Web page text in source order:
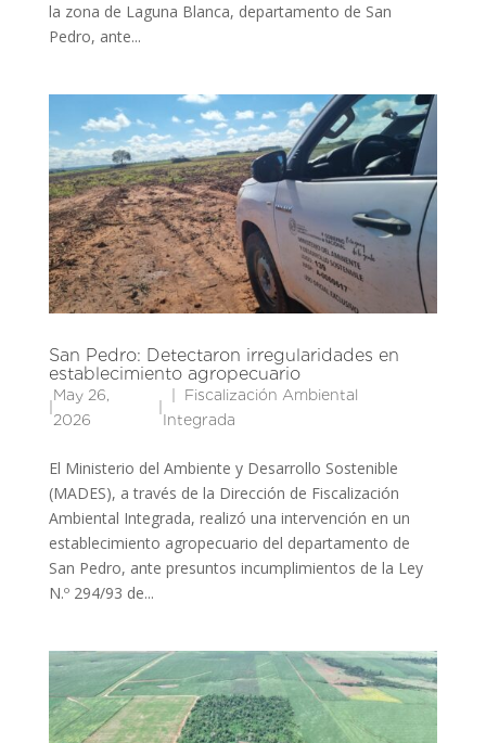
la zona de Laguna Blanca, departamento de San
Pedro, ante...
San Pedro: Detectaron irregularidades en
establecimiento agropecuario
May 26,
2026
Fiscalización Ambiental
Integrada
El Ministerio del Ambiente y Desarrollo Sostenible
(MADES), a través de la Dirección de Fiscalización
Ambiental Integrada, realizó una intervención en un
establecimiento agropecuario del departamento de
San Pedro, ante presuntos incumplimientos de la Ley
N.º 294/93 de...